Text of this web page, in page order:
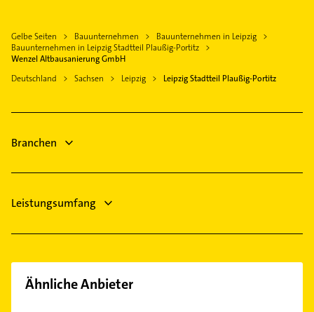
Hartmannsdorf-Knautnaundorf
Heiterblick
Holzhausen
Lößnig
Leutzsch
Möckern
Mölkau
Markkleeberg
Großpösna
Eilenburg
Lüftungsanlagen
Heizungsbauer
Elektriker
Gartenbau & Landschaftsbau
Fensterbauer
Fenster
Lüftungsanlagen
Gelbe Seiten Bauunternehmen
Bauunternehmen in Leipzig
Bauunternehmen in Leipzig Stadtteil Plaußig-Portitz
Wenzel Altbausanierung GmbH
Deutschland
Sachsen Leipzig Leipzig Stadtteil Plaußig-Portitz
Branchen
Leistungsumfang
Ähnliche Anbieter